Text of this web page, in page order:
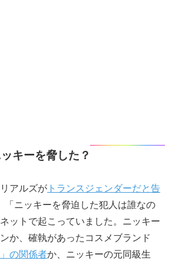
キーを脅した？
アルズが トランスジェンダーだと告
「ニッキーを脅迫した犯人は誰なの
ットで起こっていました。ニッキー
か、確執があったコスメブランド
の関係者か、ニッキーの元同級生